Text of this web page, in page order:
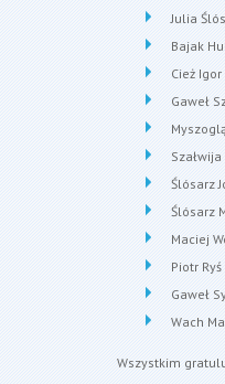
Julia
Bajak
Cież Igor
Gaweł
Ślósarz
Ślósarz
Maciej
Piotr Ryś
Gaweł
Wach
Wszystkim